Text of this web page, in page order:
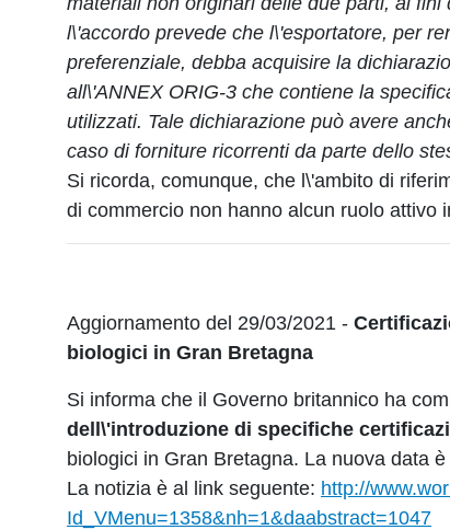
l\'accordo prevede che l\'esportatore, per
preferenziale, debba acquisire la
all\'ANNEX ORIG-3 che contiene la
utilizzati. Tale dichiarazione può avere
caso di forniture ricorrenti da parte dello
Si ricorda, comunque, che l\'ambito di
di commercio non hanno alcun ruolo attivo
Aggiornamento del 29/03/2021 -
biologici in Gran Bretagna
Si informa che il Governo britannico ha
dell\'introduzione di specifiche
biologici in Gran Bretagna. La nuova data è
La notizia è al link seguente: http://
Id_VMenu=1358&nh=1&daabstract=1047